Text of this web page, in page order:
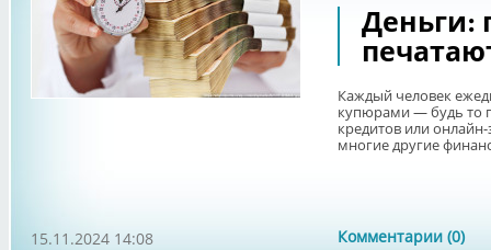
Деньги:
Каждый человек
купюрами — будь то
кредитов или
многие другие
Комментарии (0)
15.11.2024 14:08